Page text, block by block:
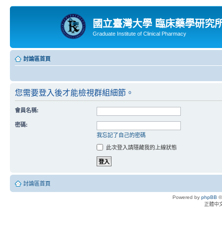
國立臺灣大學 臨床藥學研究
Graduate Institute of Clinical Pharmacy
討論區首頁
您需要登入後才能檢視群組細節。
會員名稱:
密碼:
我忘記了自己的密碼
此次登入請隱藏我的上線狀態
討論區首頁
Powered by phpBB
正體中